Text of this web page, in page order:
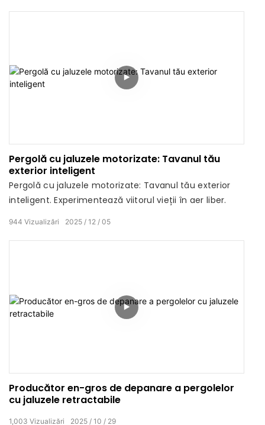
Pergolă cu jaluzele motorizate: Tavanul tău
exterior inteligent
Pergolă cu jaluzele motorizate: Tavanul tău exterior
inteligent. Experimentează viitorul vieții în aer liber.
2025 12 05
944 Vizualizări
Producător en-gros de depanare a pergolelor
cu jaluzele retractabile
2025 10 29
1,003 Vizualizări